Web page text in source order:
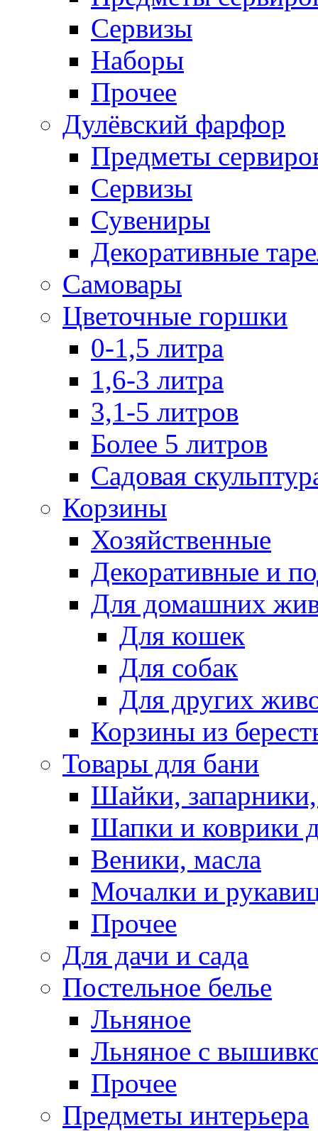
Сервизы
Наборы
Прочее
Дулёвский фарфор
Предметы
Сервизы
Сувениры
Декоративные
Самовары
Цветочные горшки
0-1,5 литра
1,6-3 литра
3,1-5 литров
Более 5 литров
Садовая
Корзины
Хозяйственные
Декоративные и
Для домашних
Для кошек
Для собак
Для других
Корзины из
Товары для бани
Шайки,
Шапки и коврики
Веники, масла
Мочалки и
Прочее
Для дачи и сада
Постельное белье
Льняное
Льняное с
Прочее
Предметы интерьера